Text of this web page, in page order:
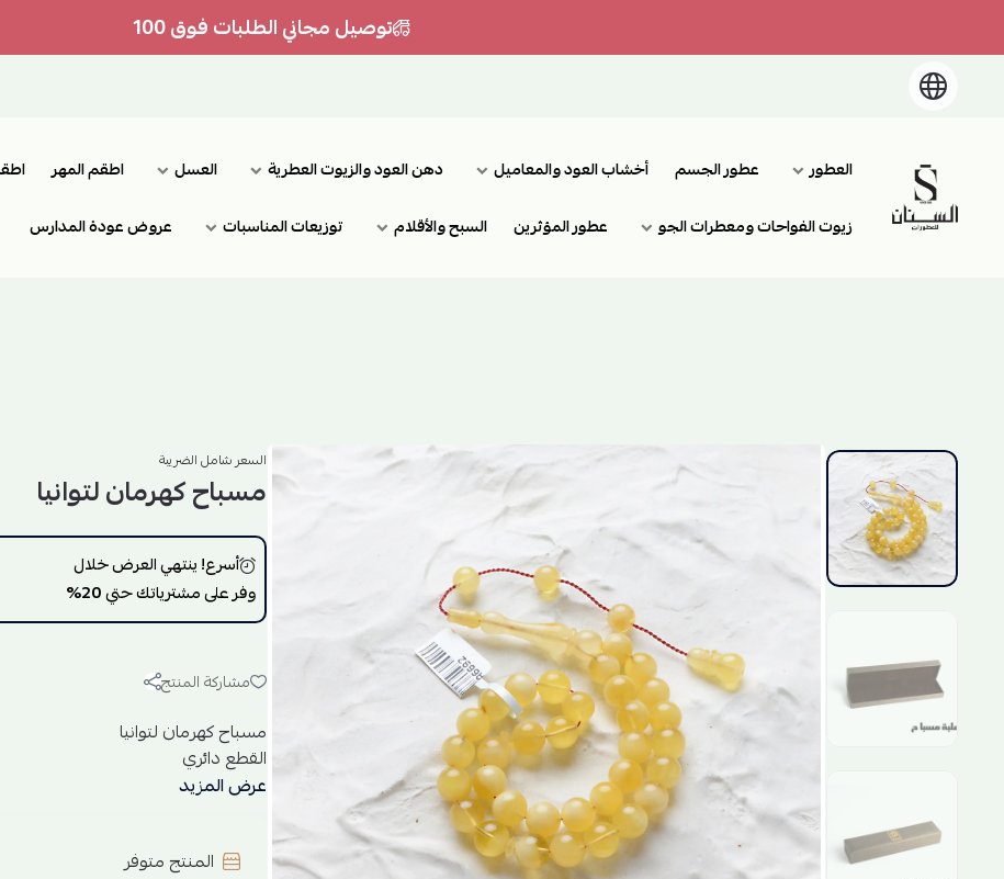
توصيل مجاني الطلبات فوق 100
السنان للعطور والعسل الطبيعي
العطور عطور الجسم أخشاب العود والمعاميل دهن العود والزيوت العطرية العسل اطقم المهر
زيوت الفواحات ومعطرات الجو
عطور المؤثرين السبح والأقلام توزيعات المناسبات عروض عودة المدارس
السعر شامل الضريبة
مسباح كهرمان لتوانيا
أسرع! ينتهي العرض خلال
وفر على مشترياتك حتي20%
مشاركة المنتج
مسباح كهرمان لتوانيا
القطع دائري
العدد 33
عرض المزيد
المنتج متوفر